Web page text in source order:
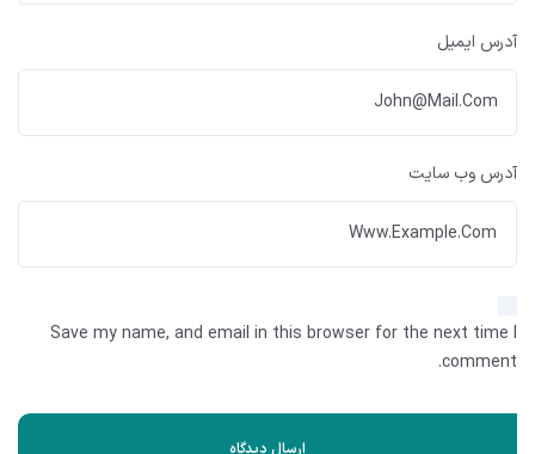
آدرس ایمیل
آدرس وب سایت
Save my name, and email in this browser for the next time I
comment.